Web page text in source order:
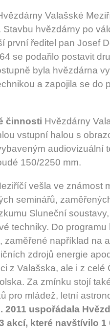
Valašské
hvězdárny po
první ředitel pan Josef
se podařilo postavit
byla hvězdárna
a zapojila se do
činnosti Hvězdárny
vstupní halou s
audiovizuální
150/2250 mm.
vešla ve známost
seminářů,
Sluneční
techniky. Do
zaměřené například na
zdrojů energie
z Valašska, ale i z celé
Za zmínku stojí
pro mládež, letní
2011 uspořádala
akcí, které navštívilo 1